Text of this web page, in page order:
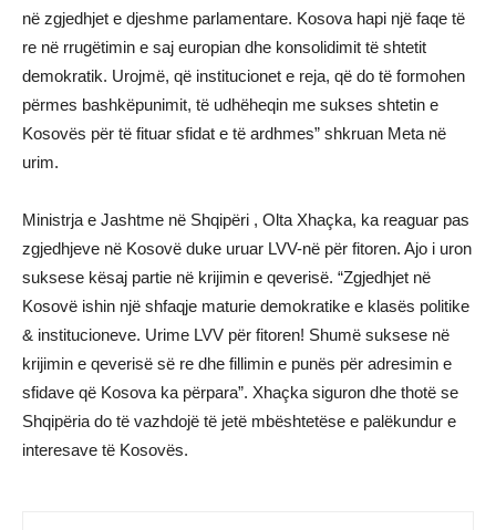
në zgjedhjet e djeshme parlamentare. Kosova hapi një faqe të
re në rrugëtimin e saj europian dhe konsolidimit të shtetit
demokratik. Urojmë, që institucionet e reja, që do të formohen
përmes bashkëpunimit, të udhëheqin me sukses shtetin e
Kosovës për të fituar sfidat e të ardhmes” shkruan Meta në
urim.
Ministrja e Jashtme në Shqipëri , Olta Xhaçka, ka reaguar pas
zgjedhjeve në Kosovë duke uruar LVV-në për fitoren. Ajo i uron
suksese kësaj partie në krijimin e qeverisë. “Zgjedhjet në
Kosovë ishin një shfaqje maturie demokratike e klasës politike
& institucioneve. Urime LVV për fitoren! Shumë suksese në
krijimin e qeverisë së re dhe fillimin e punës për adresimin e
sfidave që Kosova ka përpara”. Xhaçka siguron dhe thotë se
Shqipëria do të vazhdojë të jetë mbështetëse e palëkundur e
interesave të Kosovës.